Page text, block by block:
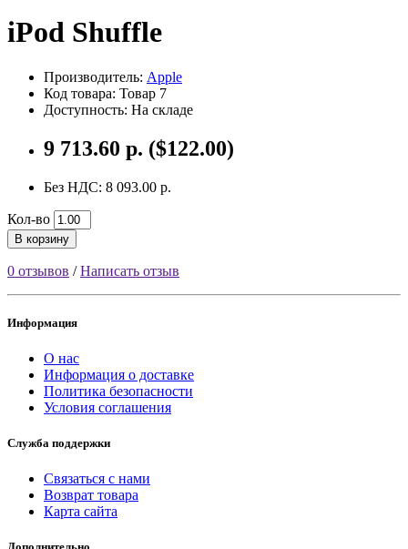
iPod Shuffle
Производитель: Apple
Код товара: Товар 7
Доступность: На складе
9 713.60 р. ($122.00)
Без НДС: 8 093.00 р.
Кол-во
В корзину
0 отзывов /Написать отзыв
Информация
О нас
Информация о доставке
Политика безопасности
Условия соглашения
Служба поддержки
Связаться с нами
Возврат товара
Карта сайта